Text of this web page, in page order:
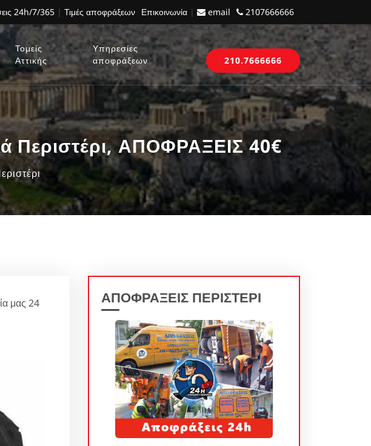
24h/7/365 | Τιμές αποφράξεων Επικοινωνία | email 2107666666
Τομείς
Αττικής
Υπηρεσίες
αποφράξεων
210.7666666
Περιστέρι, ΑΠΟΦΡΑΞΕΙΣ 40€
μας 24
ΑΠΟΦΡΑΞΕΙΣ ΠΕΡΙΣΤΕΡΙ